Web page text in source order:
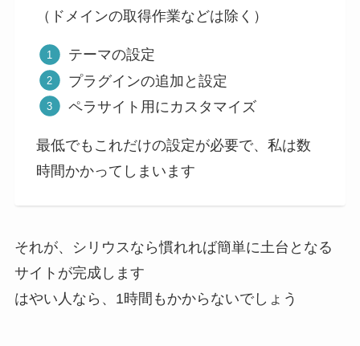
（ドメインの取得作業などは除く）
テーマの設定
プラグインの追加と設定
ペラサイト用にカスタマイズ
最低でもこれだけの設定が必要で、私は数
時間かかってしまいます
それが、シリウスなら慣れれば簡単に土台となる
サイトが完成します
はやい人なら、1時間もかからないでしょう